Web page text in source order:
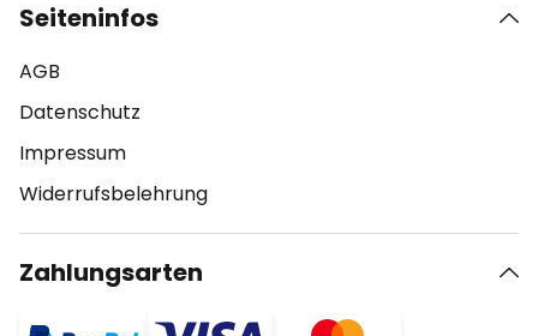
Seiteninfos
AGB
Datenschutz
Impressum
Widerrufsbelehrung
Zahlungsarten